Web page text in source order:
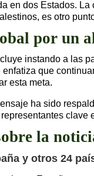
en dos Estados.
es otro
por un
instando a las
que
esta meta.
ha sido
clave
la
y otros 24